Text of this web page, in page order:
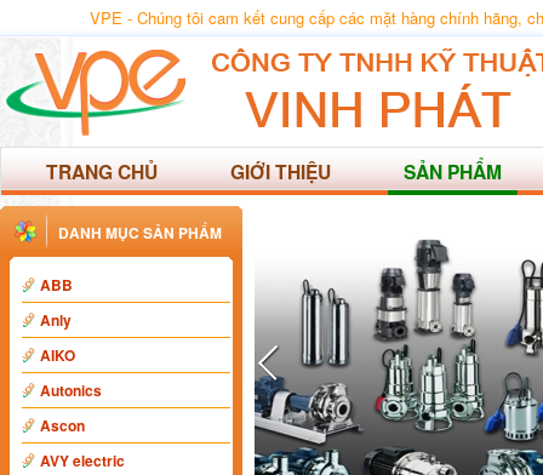
VPE - Chúng tôi cam kết cung cấp các mặt hàng chính hãng,
TRANG CHỦ GIỚI THIỆU SẢN PHẨM
DANH MỤC SẢN PHẨM
ABB
Anly
AIKO
Autonics
Ascon
AVY electric